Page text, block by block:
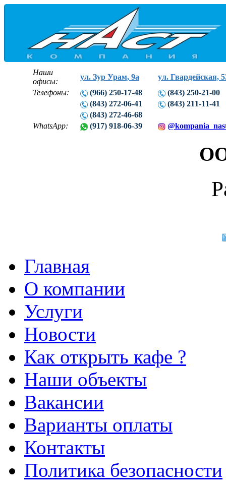
Наши
офисы:
ул. Зур Урам, 9а
ул. Гвардейская,
Телефоны:
(966) 250-17-48
(843) 250-21-00
(843) 272-06-41
(843) 211-11-41
(843) 272-46-68
WhatsApp:
(917) 918-06-39
Главная
О компании
Услуги
Новости
Как открыть кафе ?
Наши объекты
Вакансии
Варианты оплаты
Контакты
Политика безопасности